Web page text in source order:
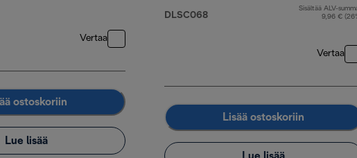
Vertaa
ostoskoriin
Lue lisää
DLSC068
Sisältää ALV-
9,96 €
Vertaa
Lisää ostoskoriin